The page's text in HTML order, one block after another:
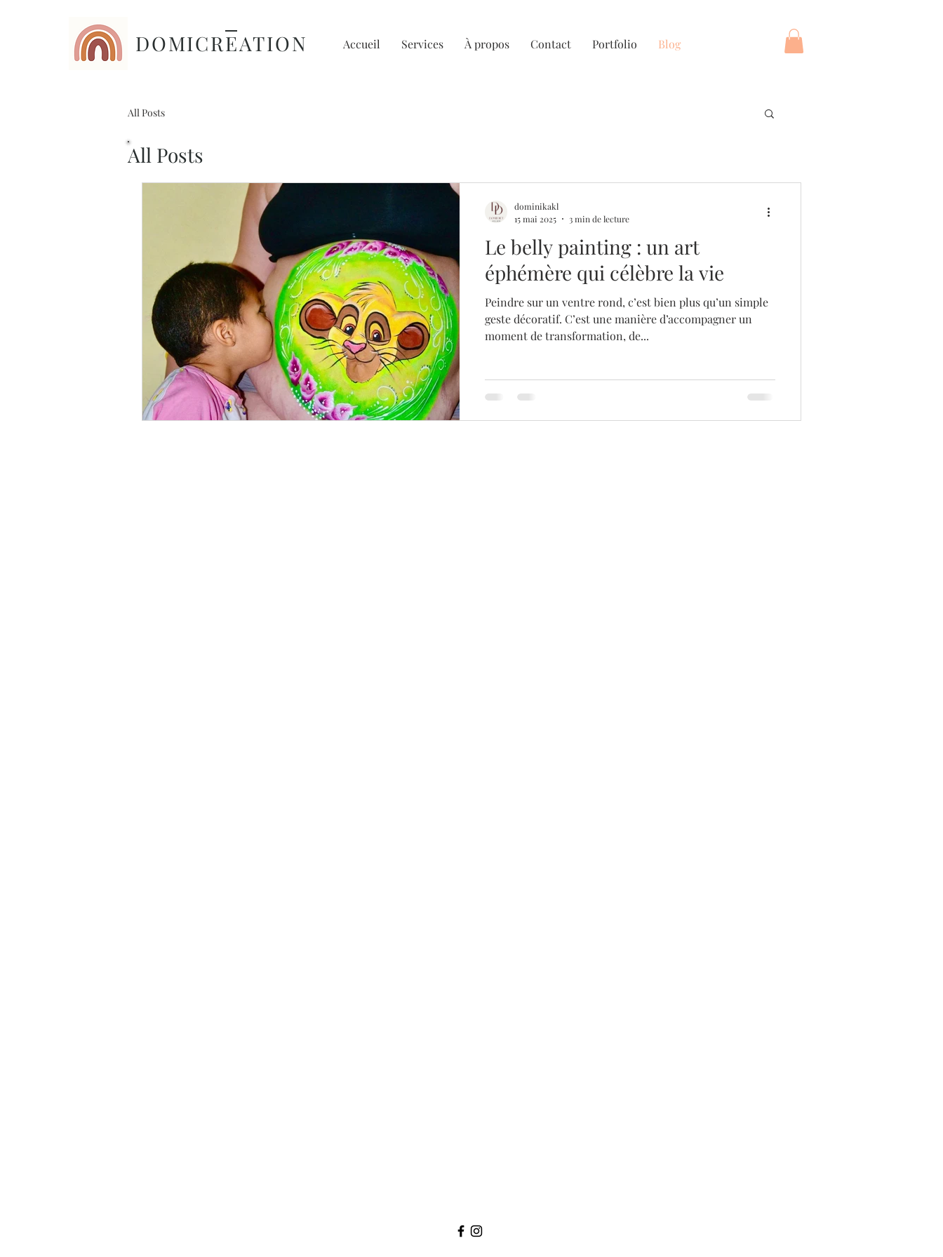
Accueil Services À propos Contact Portfolio Blog
DOMICREATION
All Posts
All Posts
Le belly painting : un art
éphémère qui célèbre la vie
Peindre sur un ventre rond, c’est bien plus qu’un simple
geste décoratif. C’est une manière d’accompagner un
moment de transformation, de...
dominikakl
15 mai 2025
3 min de lecture